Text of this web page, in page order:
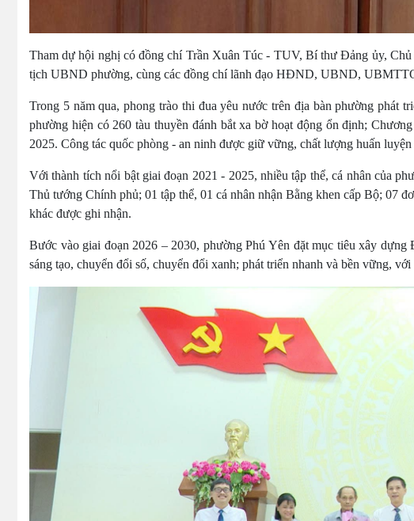
Tham dự hội nghị có đồng chí Trần Xuân Túc - TUV, Bí thư Đảng ủy,
tịch UBND phường, cùng các đồng chí lãnh đạo HĐND, UBND,
Trong 5 năm qua, phong trào thi đua yêu nước trên địa bàn phường phát
phường hiện có 260 tàu thuyền đánh bắt xa bờ hoạt động ổn định;
2025. Công tác quốc phòng - an ninh được giữ vững, chất lượng huấn luyện
Với thành tích nổi bật giai đoạn 2021 - 2025, nhiều tập thể, cá nhân của
Thủ tướng Chính phủ; 01 tập thể, 01 cá nhân nhận Bằng khen cấp Bộ; 07
khác được ghi nhận.
Bước vào giai đoạn 2026 – 2030, phường Phú Yên đặt mục tiêu xây
sáng tạo, chuyển đổi số, chuyển đổi xanh; phát triển nhanh và bền vững,